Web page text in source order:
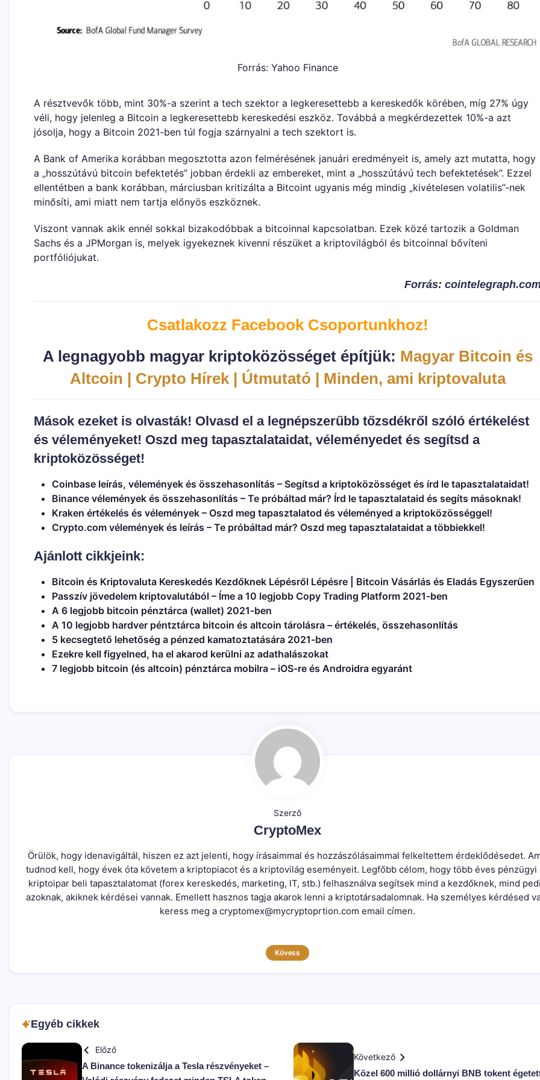
Forrás: Yahoo Finance
A résztvevők több, mint 30%-a szerint a tech szektor a legkeresettebb a kereskedők körében, míg 27% úgy
véli, hogy jelenleg a Bitcoin a legkeresettebb kereskedési eszköz. Továbbá a megkérdezettek 10%-a azt
jósolja, hogy a Bitcoin 2021-ben túl fogja szárnyalni a tech szektort is.
A Bank of Amerika korábban megosztotta azon felmérésének januári eredményeit is, amely azt mutatta, hogy
a „hosszútávú bitcoin befektetés” jobban érdekli az embereket, mint a „hosszútávú tech befektetések”. Ezzel
ellentétben a bank korábban, márciusban kritizálta a Bitcoint ugyanis még mindig „kivételesen volatilis”-nek
minősíti, ami miatt nem tartja előnyös eszköznek.
Viszont vannak akik ennél sokkal bizakodóbbak a bitcoinnal kapcsolatban. Ezek közé tartozik a Goldman
Sachs és a JPMorgan is, melyek igyekeznek kivenni részüket a kriptovilágból és bitcoinnal bővíteni
portfóliójukat.
Forrás:
Csatlakozz Facebook Csoportunkhoz!
A legnagyobb magyar kriptoközösséget építjük: Magyar Bitcoin és
Altcoin | Crypto Hírek | Útmutató | Minden, ami kriptovaluta
Mások ezeket is olvasták! Olvasd el a legnépszerűbb tőzsdékről szóló értékelést
és véleményeket! Oszd meg tapasztalataidat, véleményedet és segítsd a
kriptoközösséget!
Coinbase leírás, vélemények és összehasonlítás – Segítsd a kriptoközösséget és írd le tapasztalataidat!
Binance vélemények és összehasonlítás – Te próbáltad már? Írd le tapasztalataid és segíts másoknak!
Kraken értékelés és vélemények – Oszd meg tapasztalatod és véleményed a kriptoközösséggel!
Crypto.com vélemények és leírás – Te próbáltad már? Oszd meg tapasztalataidat a többiekkel!
Ajánlott cikkjeink:
Bitcoin és Kriptovaluta Kereskedés Kezdőknek Lépésről Lépésre | Bitcoin Vásárlás és Eladás Egyszerűen
Passzív jövedelem kriptovalutából – Íme a 10 legjobb Copy Trading Platform 2021-ben
A 6 legjobb bitcoin pénztárca (wallet) 2021-ben
A 10 legjobb hardver péntztárca bitcoin és altcoin tárolásra – értékelés, összehasonlítás
5 kecsegtető lehetőség a pénzed kamatoztatására 2021-ben
Ezekre kell figyelned, ha el akarod kerülni az adathalászokat
7 legjobb bitcoin (és altcoin) pénztárca mobilra – iOS-re és Androidra egyaránt
Szerző
CryptoMex
Örülök, hogy idenavigáltál, hiszen ez azt jelenti, hogy írásaimmal és hozzászólásaimmal felkeltettem érdeklődésedet.
tudnod kell, hogy évek óta követem a kriptopiacot és a kriptovilág eseményeit. Legfőbb célom, hogy több éves pénzügyi
kriptoipar beli tapasztalatomat (forex kereskedés, marketing, IT, stb.) felhasználva segítsek mind a kezdőknek, mind
azoknak, akiknek kérdései vannak. Emellett hasznos tagja akarok lenni a kriptotársadalomnak. Ha személyes kérdésed
keress meg a cryptomex@mycryptoprtion.com email címen.
Kövess
Egyéb cikkek
Előző
A Binance tokenizálja a Tesla részvényeket –
Következő
Közel 600 millió dollárnyi BNB tokent